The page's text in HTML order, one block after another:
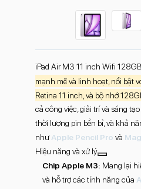
iPad Air M3 11 inch Wifi 128GB
mạnh mẽ và linh hoạt, nổi bật
Retina 11 inch, và bộ nhớ
cả công việc, giải trí và sáng
thời lượng pin bền bỉ, và khả
nhưApple Pencil Pro và
Hiệu năng và xử lý
Chip Apple M3: Mang lại
và hỗ trợ các tính năng của